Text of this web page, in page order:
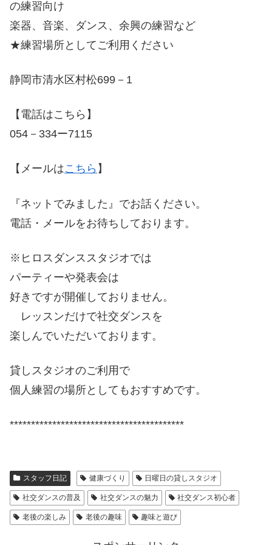
の練習向け
楽器、音楽、ダンス、余興の練習など
★練習場所としてご利用ください
静岡市清水区村松699－1
【電話はこちら】
054－334ー7115
【メールはこちら 】
『ネットでみました』でお話ください。
電話・メールをお待ちしております。
※ヒロスダンススタジオでは
パーティーや発表会は
好きですが開催しておりません。
レッスンだけで社交ダンスを
楽しんでいただいております。
貸しスタジオのご利用で
個人練習の場所としてもおすすめです。
*****************************************
スタッフ日記 健康づくり 日曜日の貸しスタジオ
社交ダンスの普及 社交ダンスの魅力 社交ダンス初心者
老後の楽しみ 老後の趣味 趣味と遊び